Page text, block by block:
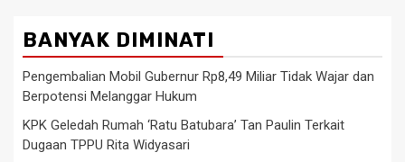
BANYAK DIMINATI
Pengembalian Mobil Gubernur Rp8,49 Miliar Tidak Wajar dan
Berpotensi Melanggar Hukum
KPK Geledah Rumah ‘Ratu Batubara’ Tan Paulin Terkait
Dugaan TPPU Rita Widyasari